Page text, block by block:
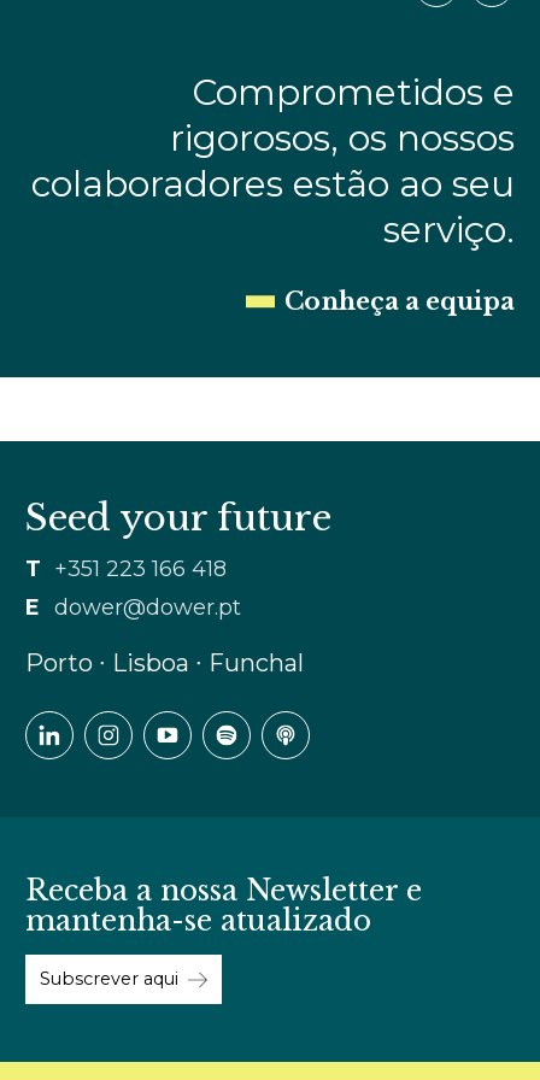
Comprometidos e
rigorosos, os nossos
colaboradores estão ao seu
serviço.
Conheça a equipa
Seed your future
T +351 223 166 418
E
dower@dower.pt
Porto ∙ Lisboa ∙ Funchal
Receba a nossa Newsletter e
mantenha-se atualizado
Subscrever aqui